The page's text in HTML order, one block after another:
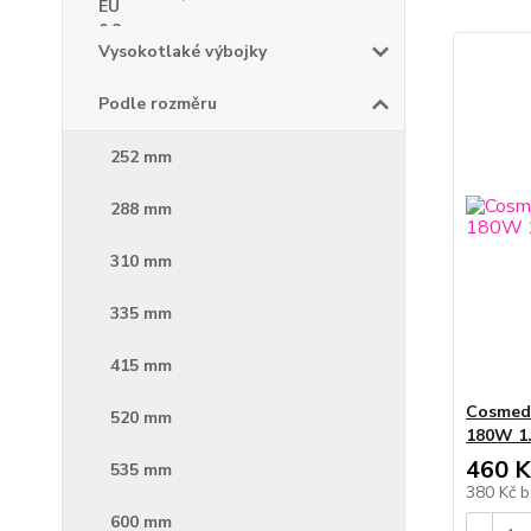
Vysokotlaké výbojky
Podle rozměru
252 mm
288 mm
310 mm
335 mm
415 mm
520 mm
535 mm
600 mm
180W
460
380 Kč